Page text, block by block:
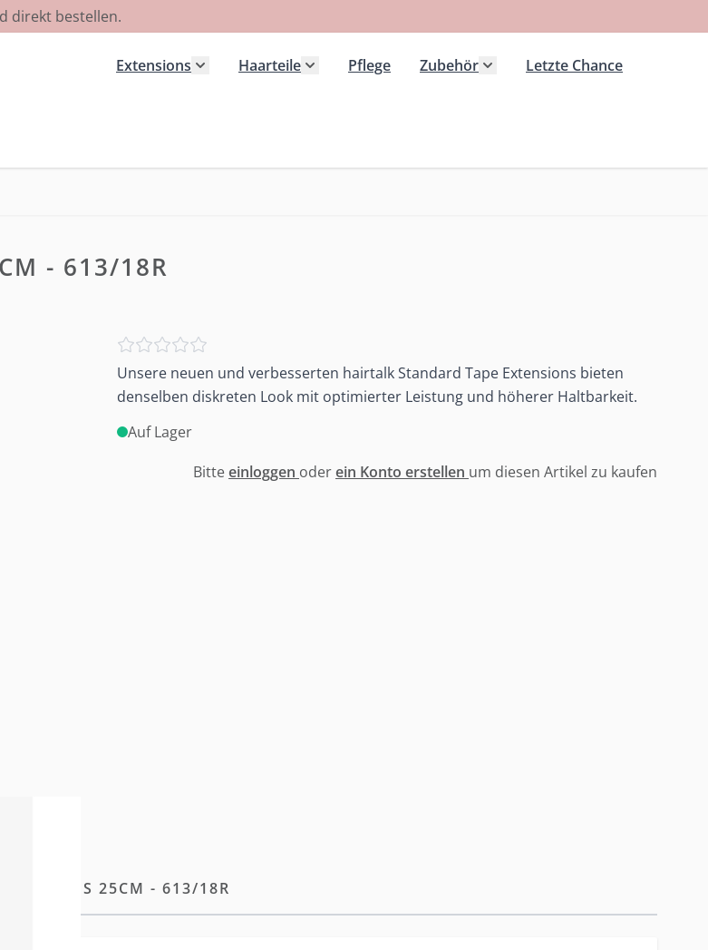
direkt bestellen.
Extensions
Haarteile
Pflege
Zubehör
Letzte Chance
- 613/18R
Unsere neuen und verbesserten hairtalk Standard Tape Extensions bieten
denselben diskreten Look mit optimierter Leistung und höherer Haltbarkeit.
Auf Lager
Bitteeinloggen oderein Konto erstellen um diesen Artikel zu kaufen
25CM - 613/18R